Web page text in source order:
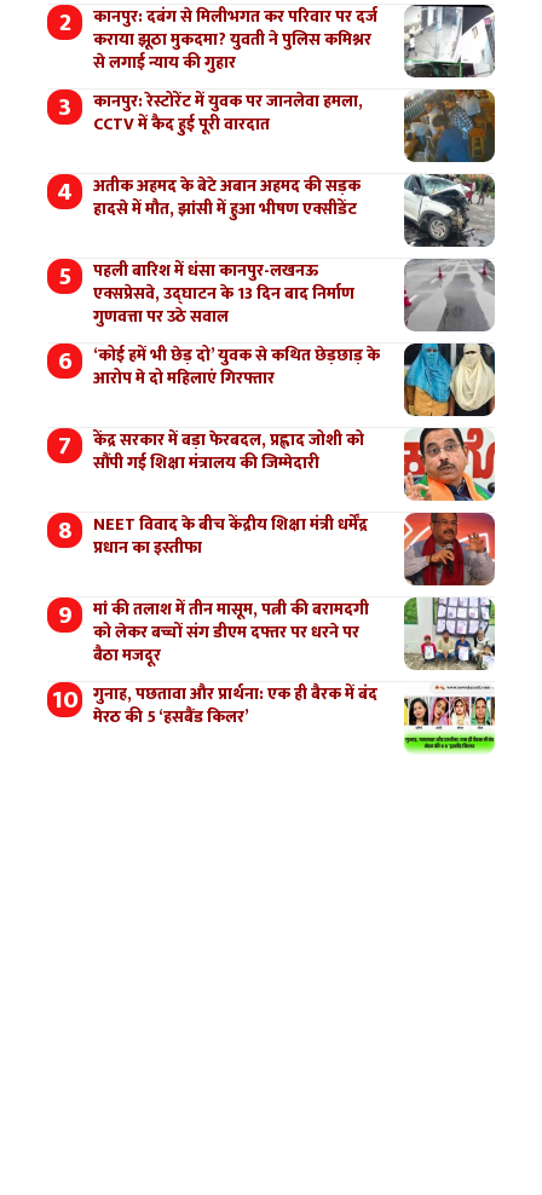
कानपुर: दबंग से मिलीभगत कर परिवार पर दर्ज
कराया झूठा मुकदमा? युवती ने पुलिस कमिश्नर
से लगाई न्याय की गुहार
कानपुर: रेस्टोरेंट में युवक पर जानलेवा हमला,
CCTV में कैद हुई पूरी वारदात
अतीक अहमद के बेटे अबान अहमद की सड़क
हादसे में मौत, झांसी में हुआ भीषण एक्सीडेंट
पहली बारिश में धंसा कानपुर-लखनऊ
एक्सप्रेसवे, उद्घाटन के 13 दिन बाद निर्माण
गुणवत्ता पर उठे सवाल
‘कोई हमें भी छेड़ दो’ युवक से कथित छेड़छाड़ के
आरोप मे दो महिलाएं गिरफ्तार
केंद्र सरकार में बड़ा फेरबदल, प्रह्लाद जोशी को
सौंपी गई शिक्षा मंत्रालय की जिम्मेदारी
NEET विवाद के बीच केंद्रीय शिक्षा मंत्री धर्मेंद्र
प्रधान का इस्तीफा
मां की तलाश में तीन मासूम, पत्नी की बरामदगी
को लेकर बच्चों संग डीएम दफ्तर पर धरने पर
बैठा मजदूर
गुनाह, पछतावा और प्रार्थना: एक ही बैरक में बंद
मेरठ की 5 ‘हसबैंड किलर’